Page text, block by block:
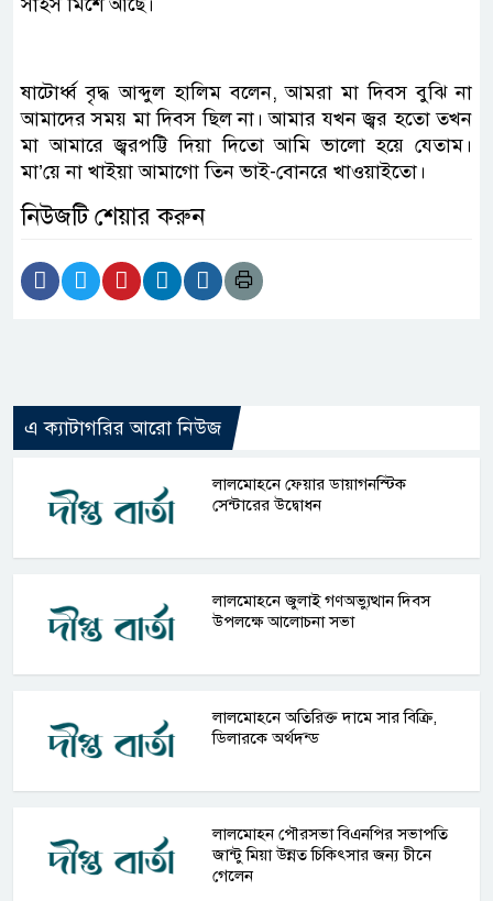
ষাটোর্ধ্ব বৃদ্ধ আব্দুল হালিম বলেন, আমরা মা দিবস বুঝি না
আমাদের সময় মা দিবস ছিল না। আমার যখন জ্বর হতো তখন
মা আমারে জ্বরপট্টি দিয়া দিতো আমি ভালো হয়ে যেতাম।
মা’য়ে না খাইয়া আমাগো তিন ভাই-বোনরে খাওয়াইতো।
নিউজটি শেয়ার করুন
এ ক্যাটাগরির আরো নিউজ
লালমোহনে ফেয়ার ডায়াগনস্টিক
সেন্টারের উদ্বোধন
লালমোহনে জুলাই গণঅভ্যুত্থান দিবস
উপলক্ষে আলোচনা সভা
লালমোহনে অতিরিক্ত দামে সার বিক্রি,
ডিলারকে অর্থদন্ড
লালমোহন পৌরসভা বিএনপির সভাপতি
জান্টু মিয়া উন্নত চিকিৎসার জন্য চীনে
গেলেন